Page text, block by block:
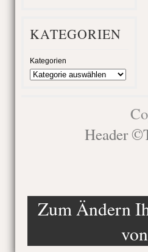
KATEGORIEN
Kategorien
Header
Zum Ändern